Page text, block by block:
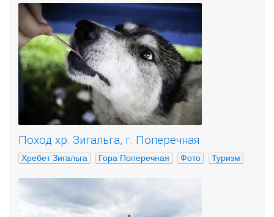
Поход хр. Зигальга, г. Поперечная
Хребет Зигальга Гора Поперечная Фото Туризм